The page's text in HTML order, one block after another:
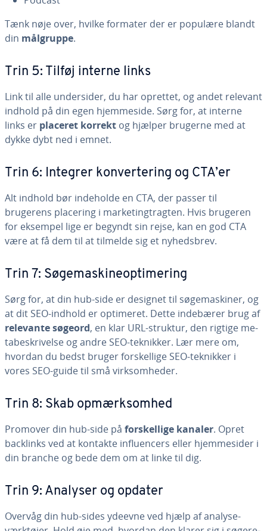
Tænk nøje over, hvilke formater der er populære blandt
din målgruppe.
Trin 5: Tilføj interne links
Link til alle un­der­si­der, du har oprettet, og andet relevant
indhold på din egen hjem­mesi­de. Sørg for, at interne
links er placeret korrekt og hjælper brugerne med at
dykke dybt ned i emnet.
Trin 6: Integrer kon­ver­te­ring og CTA’er
Alt indhold bør indeholde en CTA, der passer til
brugerens placering i mar­ke­ting­trag­ten. Hvis brugeren
for eksempel lige er begyndt sin rejse, kan en god CTA
være at få dem til at tilmelde sig et nyheds­brev.
Trin 7: Sø­ge­ma­ski­ne­op­ti­me­ring
Sørg for, at din hub-side er designet til sø­ge­ma­ski­ner, og
at dit SEO-indhold er optimeret. Dette indebærer brug af
relevante søgeord, en klar URL-struktur, den rigtige me­
ta­be­skri­vel­se og andre SEO-teknikker. Lær mere om,
hvordan du bedst bruger for­skel­li­ge SEO-teknikker i
vores SEO-guide til små virk­som­he­der.
Trin 8: Skab op­mærk­som­hed
Promover din hub-side på for­skel­li­ge kanaler. Opret
backlinks ved at kontakte in­flu­en­cers eller hjem­mesi­der i
din branche og bede dem om at linke til dig.
Trin 9: Analyser og opdater
Overvåg din hub-sides ydeevne ved hjælp af ana­ly­se­